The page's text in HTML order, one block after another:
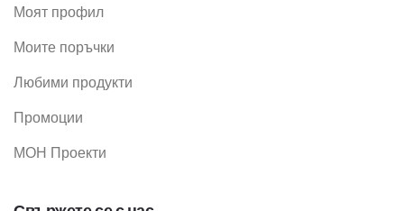
Моят профил
Моите поръчки
Любими продукти
Промоции
МОН Проекти